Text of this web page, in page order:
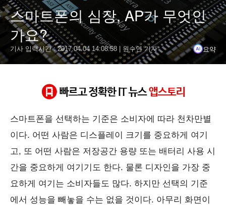
스마트폰의 심장, AP가 무엇인
가요?
기사 입력시간 :2017.04.04 14:08:58 | 원수연 기자 요약
결론
스마트폰의 성능을 좌우하는 핵심 요소는 AP(Application
스마트폰의 AP는 퀄컴의 스냅드래곤, 삼성전자의 엑시노스,
독자 AP를 가진 제조사들은 경쟁력 있는 신모델을 출시할
#스마트폰#AP#ApplicationProcessor
#퀄컴
스마트폰을 선택하는 기준은 소비자에 따라 천차만별
이다. 어떤 사람은 디스플레이 크기를 중요하게 여기
고, 또 어떤 사람은 저장공간 용량 또는 배터리 사용 시
간을 중요하게 여기기도 한다. 물론 디자인을 가장 중
요하게 여기는 소비자들도 많다. 하지만 선택의 기준
에서 성능을 빼놓을 수는 없을 것이다. 아무리 화면이